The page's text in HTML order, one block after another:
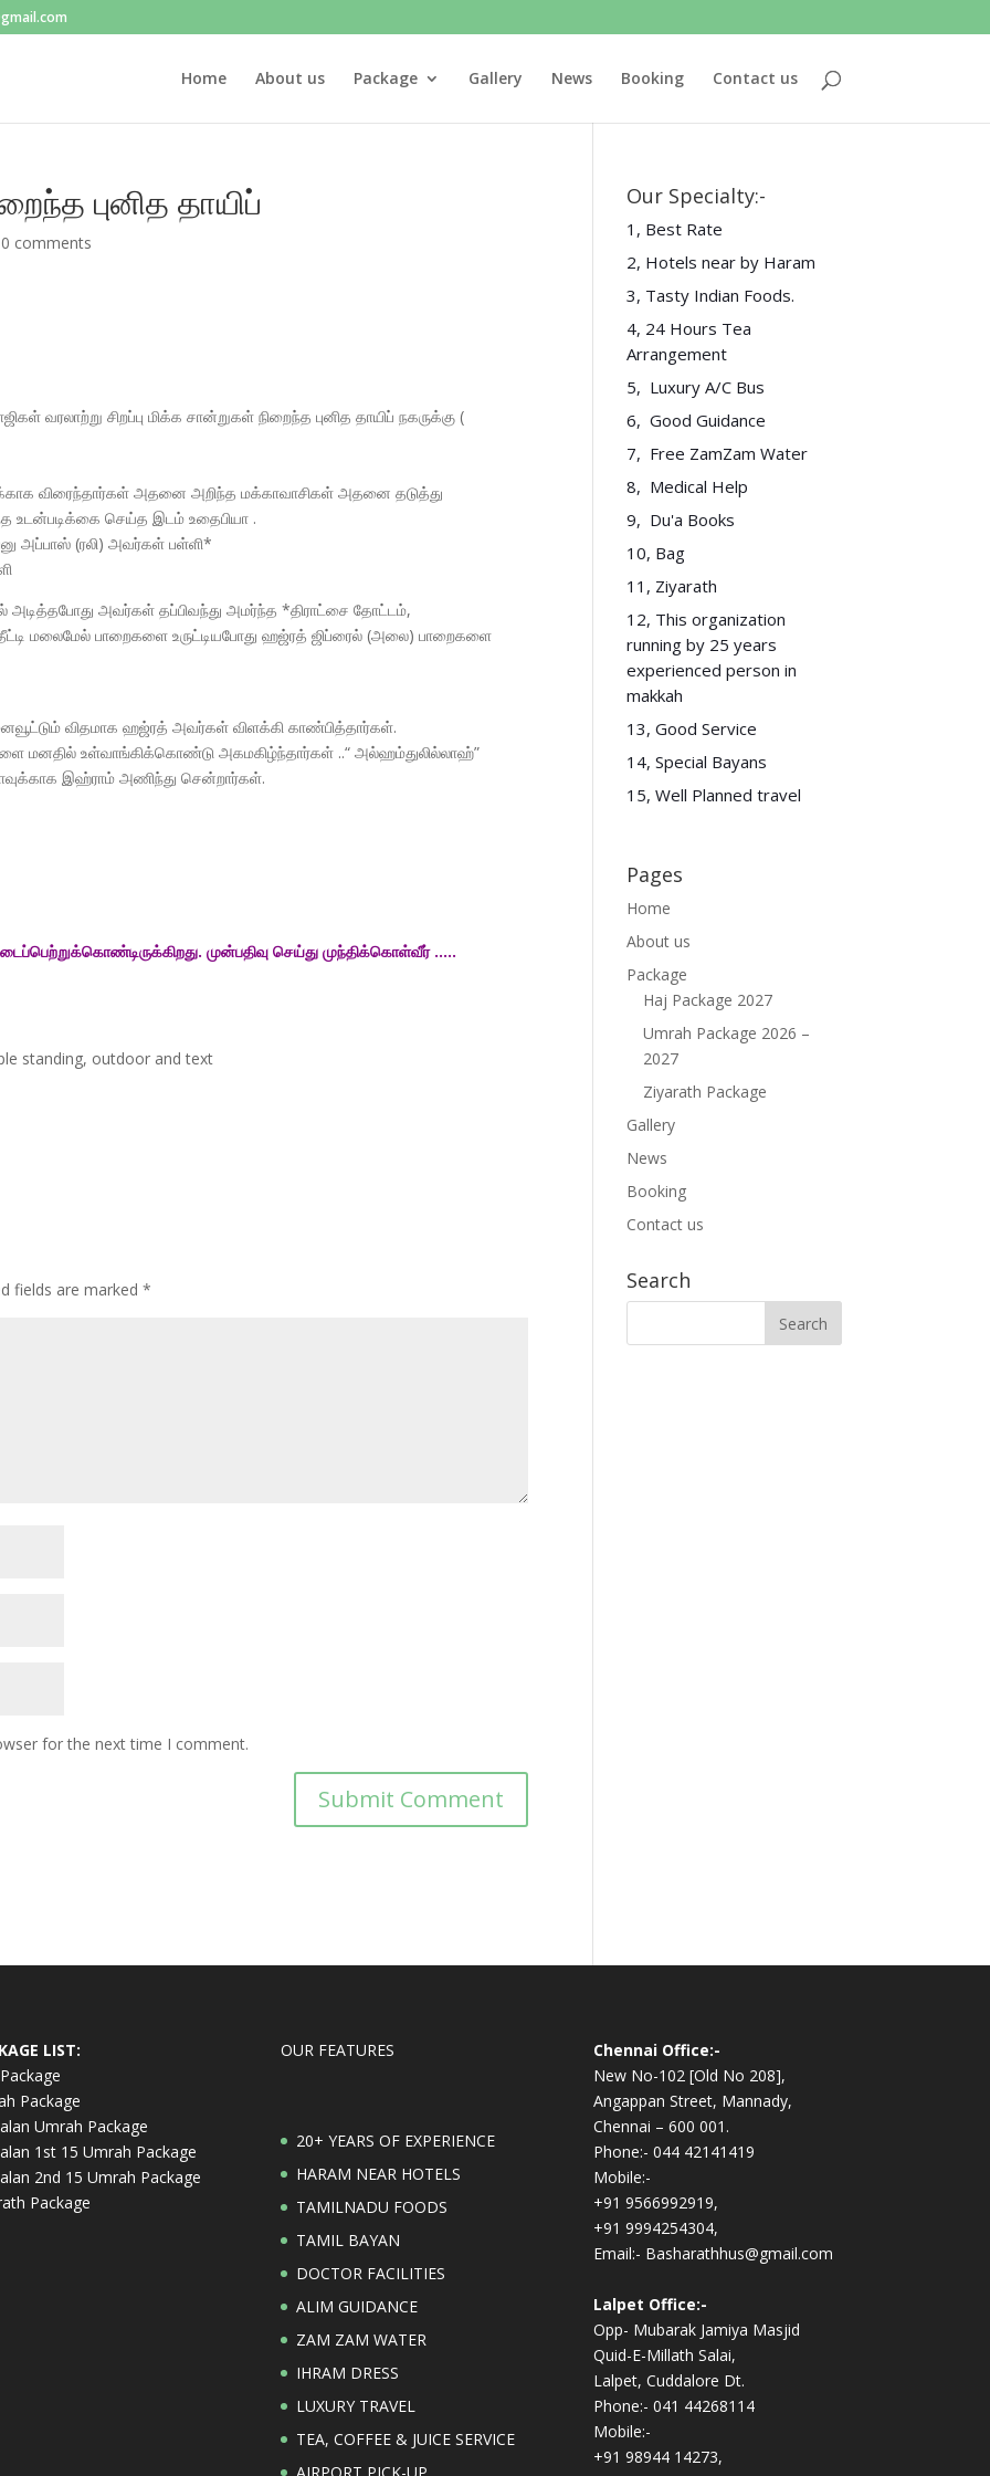
Home About us Package Gallery News Booking Contact us
புனித தாயிப்
0 comments
சிறப்பு மிக்க சான்றுகள் நிறைந்த புனித தாயிப் நகருக்கு (
விரைந்தார்கள் அதனை அறிந்த மக்காவாசிகள் அதனை தடுத்து
உடன்படிக்கை செய்த இடம் உதைபியா .
அப்பாஸ் (ரலி) அவர்கள் பள்ளி*
அடித்தபோது அவர்கள் தப்பிவந்து அமர்ந்த *திராட்சை தோட்டம்,
மலைமேல் பாறைகளை உருட்டியபோது ஹஜ்ரத் ஜிப்ரைல் (அலை) பாறைகளை
விதமாக ஹஜ்ரத் அவர்கள் விளக்கி காண்பித்தார்கள்.
மனதில் உள்வாங்கிக்கொண்டு அகமகிழ்ந்தார்கள் ..“ அல்ஹம்துலில்லாஹ்”
இஹ்ராம் அணிந்து சென்றார்கள்.
முன்பதிவு செய்து முந்திக்கொள்வீர் …..
fields are marked*
for the next time I comment.
Our Specialty:-
1, Best Rate
2, Hotels near by Haram
3, Tasty Indian Foods.
4, 24 Hours Tea
Arrangement
5, Luxury A/C Bus
6, Good Guidance
7, Free ZamZam Water
8, Medical Help
9, Du'a Books
10, Bag
11, Ziyarath
12, This organization
running by 25 years
experienced person in
makkah
13, Good Service
14, Special Bayans
15, Well Planned travel
Pages
Home
About us
Package
Haj Package 2027
Umrah Package 2026 –
2027
Ziyarath Package
Gallery
News
Booking
Contact us
Search
LIST:
Package
Umrah Package
1st 15 Umrah Package
2nd 15 Umrah Package
Package
OUR FEATURES
20+ YEARS OF EXPERIENCE
HARAM NEAR HOTELS
TAMILNADU FOODS
TAMIL BAYAN
DOCTOR FACILITIES
ALIM GUIDANCE
ZAM ZAM WATER
IHRAM DRESS
LUXURY TRAVEL
TEA, COFFEE & JUICE SERVICE
AIRPORT PICK-UP
Chennai Office:-
New No-102 [Old No 208],
Angappan Street, Mannady,
Chennai – 600 001.
Phone:- 044 42141419
Mobile:-
+91 9566992919,
+91 9994254304,
Email:- Basharathhus@gmail.com
Lalpet Office:-
Opp- Mubarak Jamiya Masjid
Quid-E-Millath Salai,
Lalpet, Cuddalore Dt.
Phone:- 041 44268114
Mobile:-
+91 98944 14273,